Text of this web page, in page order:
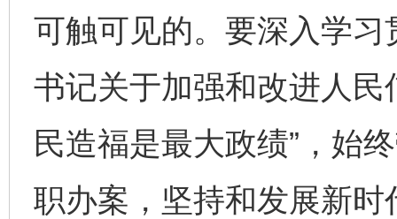
可触可见的。要深入学
书记关于加强和改进人民
民造福是最大政绩”，始
职办案，坚持和发展新时